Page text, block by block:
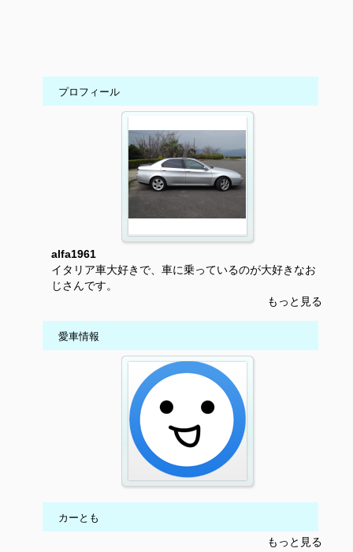
プロフィール
alfa1961
イタリア車大好きで、車に乗っているのが大好きなお
じさんです。
もっと見る
愛車情報
カーとも
もっと見る